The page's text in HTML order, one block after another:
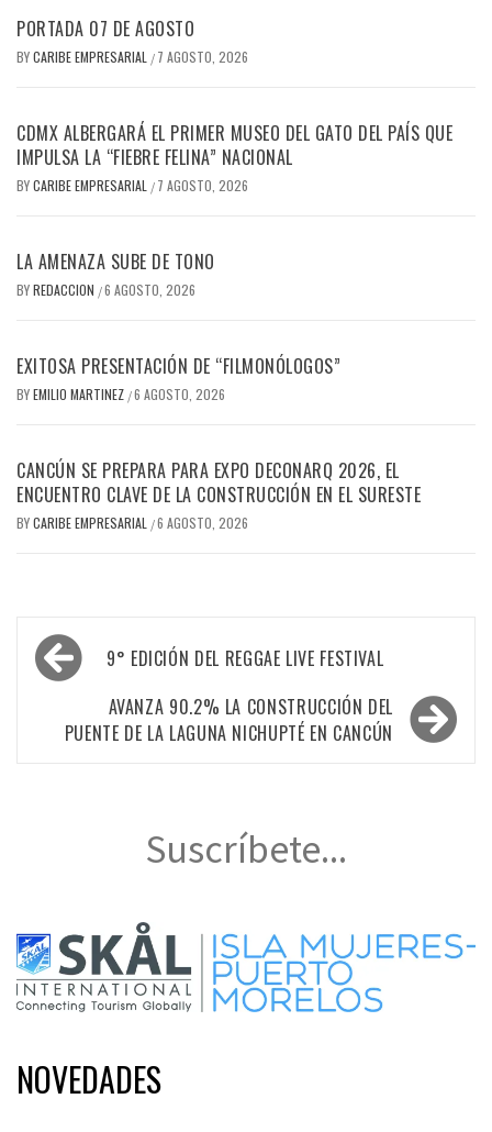
PORTADA 07 DE AGOSTO
BYCARIBE EMPRESARIAL / 7 AGOSTO, 2026
CDMX ALBERGARÁ EL PRIMER MUSEO DEL GATO DEL PAÍS QUE
IMPULSA LA “FIEBRE FELINA” NACIONAL
BYCARIBE EMPRESARIAL / 7 AGOSTO, 2026
LA AMENAZA SUBE DE TONO
BYREDACCION /6 AGOSTO, 2026
EXITOSA PRESENTACIÓN DE “FILMONÓLOGOS”
BYEMILIO MARTINEZ /6 AGOSTO, 2026
CANCÚN SE PREPARA PARA EXPO DECONARQ 2026, EL
ENCUENTRO CLAVE DE LA CONSTRUCCIÓN EN EL SURESTE
BYCARIBE EMPRESARIAL /6 AGOSTO, 2026
Navegación
de
entradas
9° EDICIÓN DEL REGGAE LIVE FESTIVAL
AVANZA 90.2% LA CONSTRUCCIÓN DEL
PUENTE DE LA LAGUNA NICHUPTÉ EN CANCÚN
Suscríbete...
NOVEDADES